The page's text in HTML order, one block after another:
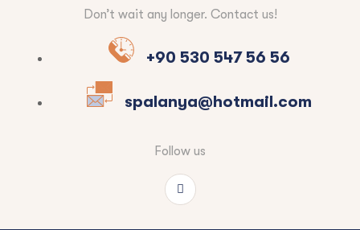
Don’t wait any longer. Contact us!
+90 530 547 56 56
spalanya@hotmail.com
Follow us